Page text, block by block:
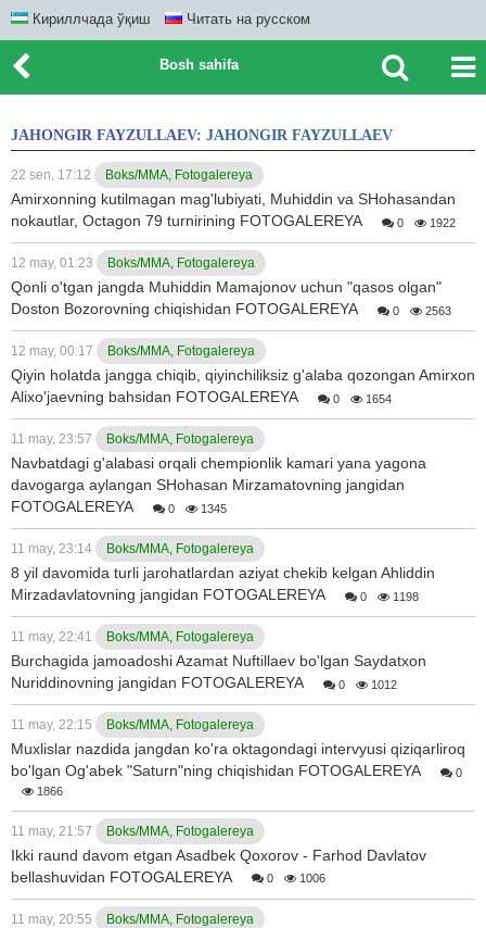
Кириллчада ўқиш Читать на русском
Bosh sahifa
JAHONGIR FAYZULLAEV: JAHONGIR FAYZULLAEV
22 sen, 17:12 Boks/MMA, Fotogalereya
Amirxonning kutilmagan mag'lubiyati, Muhiddin va SHohasandan
nokautlar, Octagon 79 turnirining FOTOGALEREYA
0 1922
12 may, 01:23 Boks/MMA, Fotogalereya
Qonli o'tgan jangda Muhiddin Mamajonov uchun "qasos olgan"
Doston Bozorovning chiqishidan FOTOGALEREYA
0 2563
12 may, 00:17 Boks/MMA, Fotogalereya
Qiyin holatda jangga chiqib, qiyinchiliksiz g'alaba qozongan Amirxon
Alixo'jaevning bahsidan FOTOGALEREYA
0 1654
11 may, 23:57 Boks/MMA, Fotogalereya
Navbatdagi g'alabasi orqali chempionlik kamari yana yagona
davogarga aylangan SHohasan Mirzamatovning jangidan
FOTOGALEREYA
0 1345
11 may, 23:14 Boks/MMA, Fotogalereya
8 yil davomida turli jarohatlardan aziyat chekib kelgan Ahliddin
Mirzadavlatovning jangidan FOTOGALEREYA
0 1198
11 may, 22:41 Boks/MMA, Fotogalereya
Burchagida jamoadoshi Azamat Nuftillaev bo'lgan Saydatxon
Nuriddinovning jangidan FOTOGALEREYA
0 1012
11 may, 22:15 Boks/MMA, Fotogalereya
Muxlislar nazdida jangdan ko'ra oktagondagi intervyusi qiziqarliroq
bo'lgan Og'abek "Saturn"ning chiqishidan FOTOGALEREYA
0
1866
11 may, 21:57 Boks/MMA, Fotogalereya
Ikki raund davom etgan Asadbek Qoxorov - Farhod Davlatov
bellashuvidan FOTOGALEREYA
0 1006
11 may, 20:55 Boks/MMA, Fotogalereya